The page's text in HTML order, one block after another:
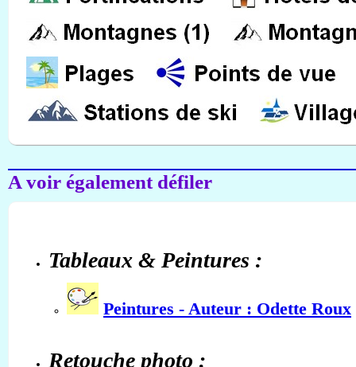
A voir également défiler
Tableaux & Peintures :
Peintures - Auteur : Odette Roux
Retouche photo :